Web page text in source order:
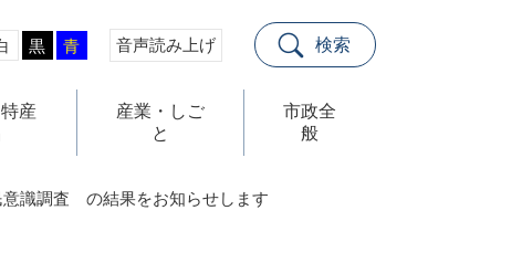
黒 青 音声読み上げ 検索
産
産業・しご
と
市政全
般
識調査 の結果をお知らせします